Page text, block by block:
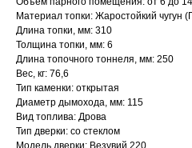
Материал топки: Жаростойкий чугун
Длина топки, мм: 310
Толщина топки, мм: 6
Длина топочного тоннеля, мм: 250
Вес, кг: 76,6
Тип каменки: открытая
Диаметр дымохода, мм: 115
Вид топлива: Дрова
Тип дверки: со стеклом